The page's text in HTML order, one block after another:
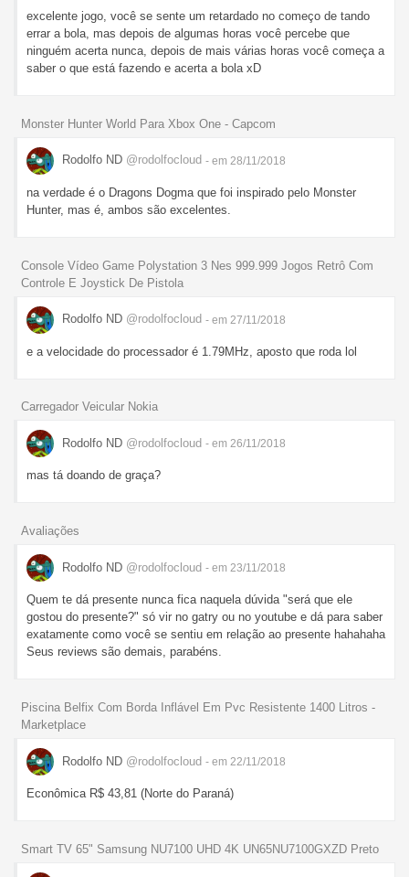
excelente jogo, você se sente um retardado no começo de tando
errar a bola, mas depois de algumas horas você percebe que
ninguém acerta nunca, depois de mais várias horas você começa a
saber o que está fazendo e acerta a bola xD
Monster Hunter World Para Xbox One - Capcom
Rodolfo ND @rodolfocloud - em 28/11/2018
na verdade é o Dragons Dogma que foi inspirado pelo Monster
Hunter, mas é, ambos são excelentes.
Console Vídeo Game Polystation 3 Nes 999.999 Jogos Retrô Com
Controle E Joystick De Pistola
Rodolfo ND @rodolfocloud - em 27/11/2018
e a velocidade do processador é 1.79MHz, aposto que roda lol
Carregador Veicular Nokia
Rodolfo ND @rodolfocloud - em 26/11/2018
mas tá doando de graça?
Avaliações
Rodolfo ND @rodolfocloud - em 23/11/2018
Quem te dá presente nunca fica naquela dúvida "será que ele
gostou do presente?" só vir no gatry ou no youtube e dá para saber
exatamente como você se sentiu em relação ao presente hahahaha
Seus reviews são demais, parabéns.
Piscina Belfix Com Borda Inflável Em Pvc Resistente 1400 Litros -
Marketplace
Rodolfo ND @rodolfocloud - em 22/11/2018
Econômica R$ 43,81 (Norte do Paraná)
Smart TV 65" Samsung NU7100 UHD 4K UN65NU7100GXZD Preto